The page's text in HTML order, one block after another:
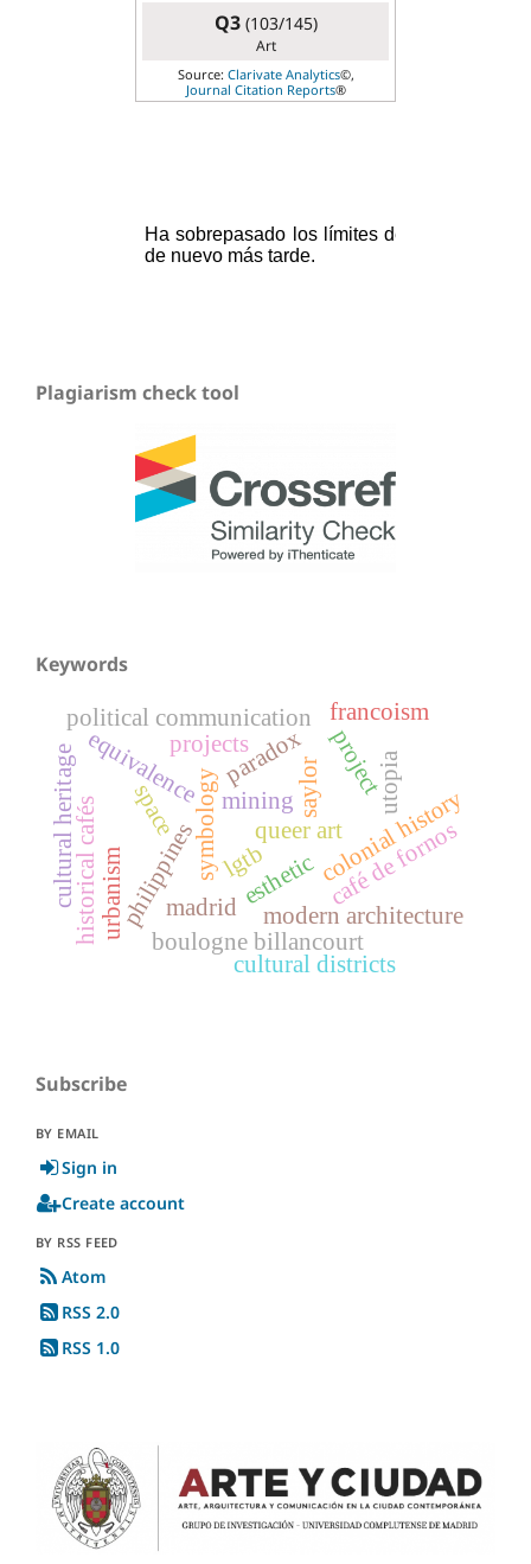
Q3(103/145)
Art
Source: Clarivate Analytics©,
Journal Citation Reports®
Plagiarism check tool
Keywords
symbologylgtb
saylor
queer art
esthetic
philippinesmadrid
colonial history
urbanism
mining
paradox
modern architecture
project
space
equivalence
boulogne billancourt
political communication francoism
cultural heritage
cultural districts
historical cafés café de fornos
projects
utopia
Subscribe
BY EMAIL
Sign in
Create account
BY RSS FEED
Atom
RSS 2.0
RSS 1.0